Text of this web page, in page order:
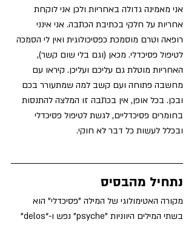
אני מאמינה גדולה באחריות ולכן אני לוקחת
אחריות על חלקי בכתיבת הכתבה. אני אינני
רופאה וטרם מוסמכת כפסיכולוגית ואין לי הסמכה
לטיפול פסיכדלי. מכאן (וגם בלי שום קשר),
האחריות מוטלת גם עליכם ועליכן. קיראו עם
מחשבה פתוחה ועם קשב למה שמתעורר בכם
ובכן. בכל אופן, אין בכתבה זו המלצה להתנסות
בחומרים פסיכדליים, לגשת לטיפול פסיכדלי
ובכלל לעשות כל דבר לא חוקי.
נתחיל מהבסיס
מקורה האטימולוגי של המילה "פסיכדלי" הוא
בשתי המילים היווניות "psyche" נפש ו-“delos”